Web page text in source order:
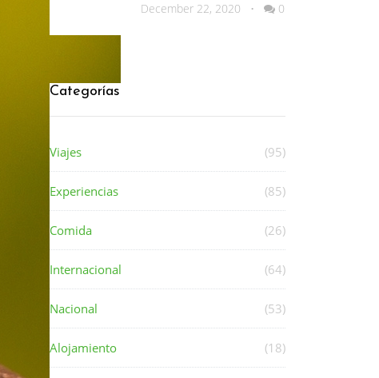
December 22, 2020
• 0
Categorías
Viajes (95)
Experiencias (85)
Comida (26)
Internacional (64)
Nacional (53)
Alojamiento (18)